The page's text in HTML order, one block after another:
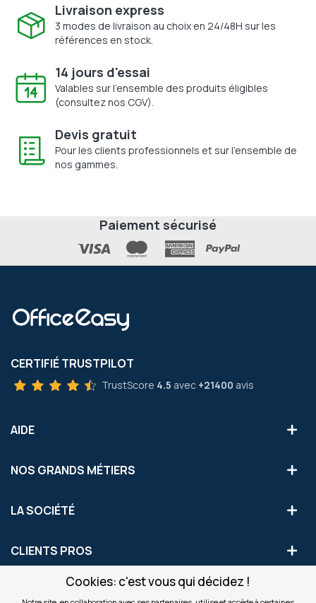
Cookies: c'est vous qui décidez !
Livraison express
3 modes de livraison au choix en 24/48H sur les
références en stock.
14 jours d'essai
Valables sur l'ensemble des produits éligibles
(consultez nos CGV).
Devis gratuit
Pour les clients professionnels et sur l'ensemble de
nos gammes.
Paiement sécurisé
CERTIFIÉ TRUSTPILOT
TrustScore 4.5 avec +21400 avis
AIDE
NOS GRANDS MÉTIERS
LA SOCIÉTÉ
CLIENTS PROS
S'INSCRIRE AUX OFFRES COMMERCIALES